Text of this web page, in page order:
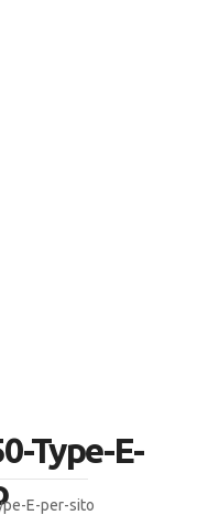
Type-E-
E-per-sito